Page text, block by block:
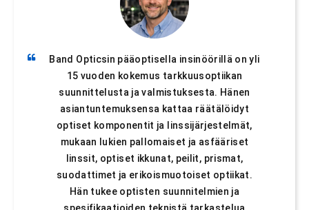
Band Opticsin pääoptisella insinöörillä on yli
15 vuoden kokemus tarkkuusoptiikan
suunnittelusta ja valmistuksesta. Hänen
asiantuntemuksensa kattaa räätälöidyt
optiset komponentit ja linssijärjestelmät,
mukaan lukien pallomaiset ja asfääriset
linssit, optiset ikkunat, peilit, prismat,
suodattimet ja erikoismuotoiset optiikat.
Hän tukee optisten suunnitelmien ja